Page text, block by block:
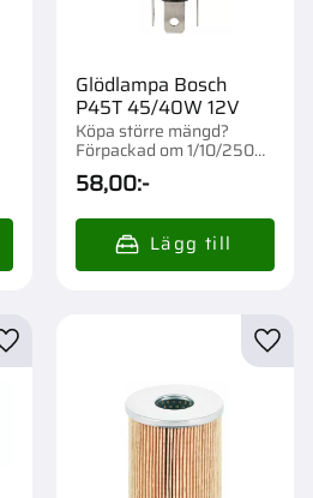
Glödlampa Bosch
P45T 45/40W 12V
Köpa större mängd?
Förpackad om 1/10/250
st.
58,00:-
Lägg till i favoriter